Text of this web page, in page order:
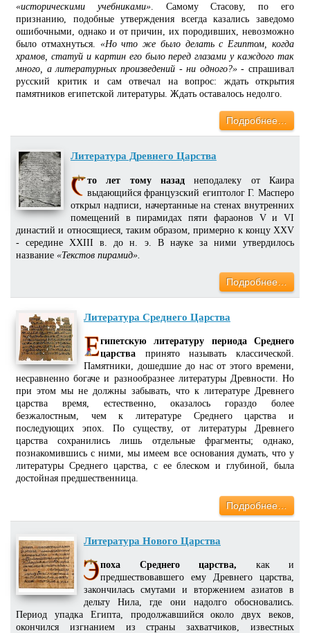
«историческими учебниками». Самому Стасову, по его
признанию, подобные утверждения всегда казались заведомо
ошибочными, однако и от причин, их породивших, невозможно
было отмахнуться. «Но что же было делать с Египтом, когда
храмов, статуй и картин его было перед глазами у каждого так
много, а литературных произведений - ни одного?»- спрашивал
русский критик и сам отвечал на вопрос: ждать открытия
памятников египетской литературы. Ждать оставалось недолго.
Подробнее…
Литература Древнего Царства
то лет тому назаднеподалеку от Каира
выдающийся французский египтолог Г. Масперо
открыл надписи, начертанные на стенах внутренних
помещений в пирамидах пяти фараонов V и VI
династий и относящиеся, таким образом, примерно к концу XXV
- середине XXIII в. до н. э. В науке за ними утвердилось
название «Текстов пирамид».
Подробнее…
Литература Среднего Царства
гипетскую литературу периода Среднего
царства принято называть классической.
Памятники, дошедшие до нас от этого времени,
несравненно богаче и разнообразнее литературы Древности. Но
при этом мы не должны забывать, что к литературе Древнего
царства время, естественно, оказалось гораздо более
безжалостным, чем к литературе Среднего царства и
последующих эпох. По существу, от литературы Древнего
царства сохранились лишь отдельные фрагменты; однако,
познакомившись с ними, мы имеем все основания думать, что у
литературы Среднего царства, с ее блеском и глубиной, была
достойная предшественница.
Подробнее…
Литература Нового Царства
поха Среднего царства, как и
предшествовавшего ему Древнего царства,
закончилась смутами и вторжением азиатов в
дельту Нила, где они надолго обосновались.
Период упадка Египта, продолжавшийся около двух веков,
окончился изгнанием из страны захватчиков, известных